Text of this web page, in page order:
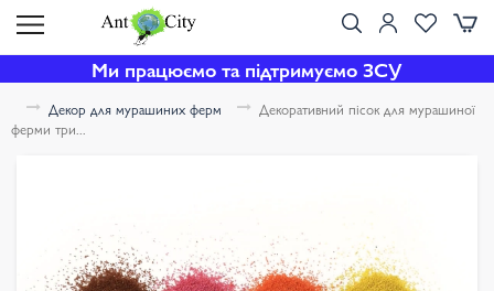
Ми працюємо та підтримуємо ЗСУ
Декор для мурашиних ферм
Декоративний пісок для мурашиної
ферми три...